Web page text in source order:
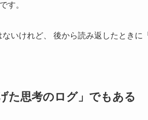
す。
いけれど、 後から読み返したときに
た思考のログ」でもある